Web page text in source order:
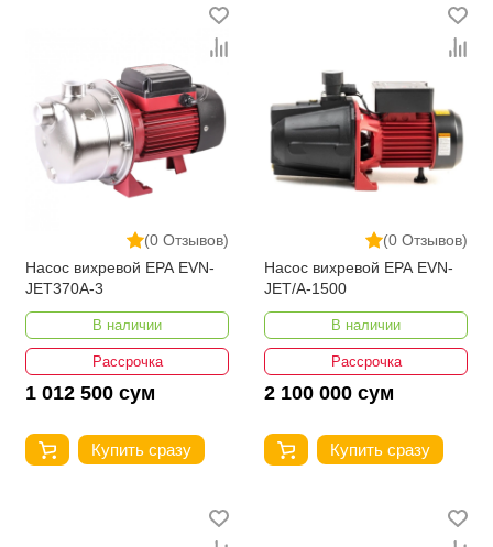
(0 Отзывов)
Насос вихревой EPA EVN-
JET370A-3
В наличии
Рассрочка
1 012 500 сум
Купить сразу
(0 Отзывов)
Насос вихревой EPA EVN-
JET/A-1500
В наличии
Рассрочка
2 100 000 сум
Купить сразу